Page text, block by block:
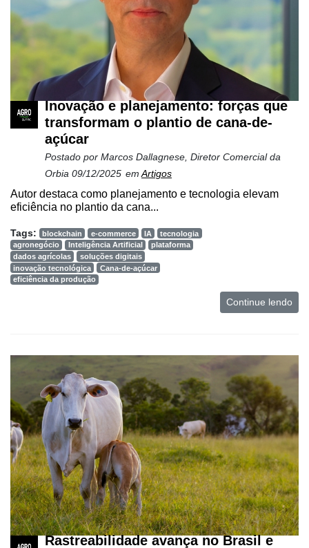
Inovação e planejamento: forças que
transformam o plantio de cana-de-
açúcar
Postado por Marcos Dallagnese, Diretor Comercial da
Orbia 09/12/2025 em Artigos
Autor destaca como planejamento e tecnologia elevam
eficiência no plantio da cana...
Tags: blockchain e-commerce IA
tecnologia
agronegócio
Inteligência Artificial
plataforma
dados agrícolas
soluções digitais
inovação tecnológica
Cana-de-açúcar
eficiência da produção
Continue lendo
Rastreabilidade avança no Brasil e